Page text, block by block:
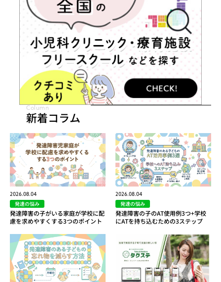
Column
新着コラム
2026.08.04
発達の悩み
発達障害の子がいる家庭が学校に配
慮を求めやすくする3つのポイント
2026.08.04
発達の悩み
発達障害の子のAT使用例3つ+学校
にATを持ち込むための3ステップ